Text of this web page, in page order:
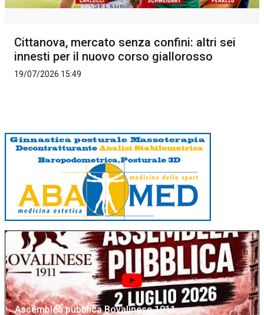
Cittanova, mercato senza confini: altri sei
innesti per il nuovo corso giallorosso
19/07/2026 15:49
Assemblea pubblica Bovalinese 1911